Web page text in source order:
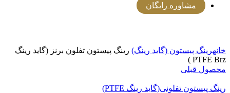
مشاوره رایگان
خانهرینگ پیستون (گاید رینگ) رینگ پیستون تفلون برنز (گاید رینگ
PTFE Brz )
محصول قبلی
رینگ پیستون تفلونی(گاید رینگ PTFE)